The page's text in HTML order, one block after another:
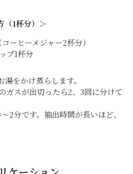
（1杯分）＞
ーヒーメジャー2杯分）
プ1杯分
をかけ蒸らします。
ガスが出切ったら2、3回に分けて
2分です。抽出時間が長いほど、